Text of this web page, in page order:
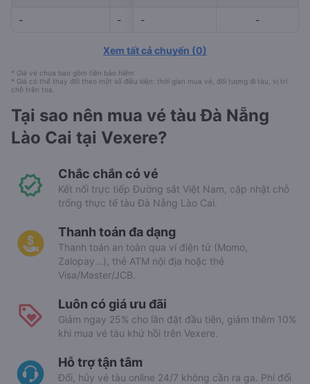
- - - -
-
Xem tất cả chuyến (0)
* Giá vé chưa bao gồm tiền bảo hiểm
* Giá có thể thay đổi theo một số điều kiện: thời gian mua vé, đối tượng đi tàu, vị trí
chỗ trên toa.
Tại sao nên mua vé tàu Đà Nẵng
Lào Cai tại Vexere?
Chắc chắn có vé
Kết nối trực tiếp Đường sắt Việt Nam, cập nhật chỗ
trống thực tế tàu Đà Nẵng Lào Cai.
Thanh toán đa dạng
Thanh toán an toàn qua ví điện tử (Momo,
Zalopay...), thẻ ATM nội địa hoặc thẻ
Visa/Master/JCB.
Luôn có giá ưu đãi
Giảm ngay 25% cho lần đặt đầu tiên, giảm thêm 10%
khi mua vé tàu khứ hồi trên Vexere.
Hỗ trợ tận tâm
Đổi, hủy vé tàu online 24/7 không cần ra ga. Phí đổi